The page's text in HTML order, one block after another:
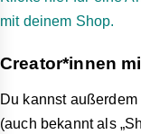
mit deinem Shop.
Creator*innen
Du kannst
(auch bekannt als